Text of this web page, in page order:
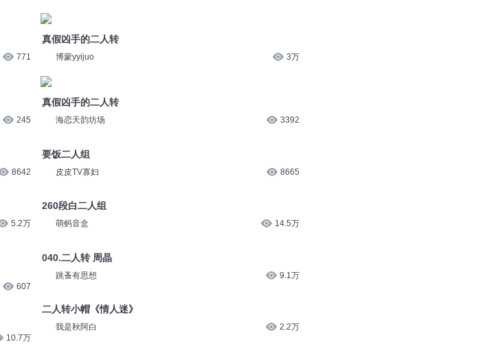
771
245
8642
5.2万
607
10.7万
真假凶手的二人转
博蒙yyijuo 3万
真假凶手的二人转
海恋天韵坊场 3392
要饭二人组
皮皮TV寡妇 8665
260段白二人组
萌蚂音盒 14.5万
040.二人转 周晶
跳蚤有思想 9.1万
二人转小帽《情人迷》
我是秋阿白 2.2万